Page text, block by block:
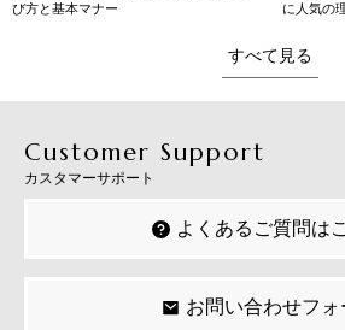
に人気の理由
意味・育
すべて見る
Customer Support
カスタマーサポート
よくあるご質問は
お問い合わせフォ